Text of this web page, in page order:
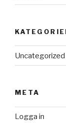
Uncategorized
META
Logga in